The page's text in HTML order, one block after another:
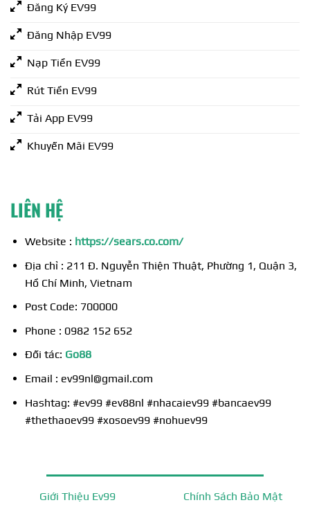
Đăng Ký EV99
Đăng Nhập EV99
Nạp Tiền EV99
Rút Tiền EV99
Tải App EV99
Khuyến Mãi EV99
LIÊN HỆ
Website : https://sears.co.com/
Địa chỉ : 211 Đ. Nguyễn Thiện Thuật, Phường 1, Quận 3,
Hồ Chí Minh, Vietnam
Post Code: 700000
Phone : 0982 152 652
Đối tác: Go88
Email : ev99nl@gmail.com
Hashtag: #ev99 #ev88nl #nhacaiev99 #bancaev99
#thethaoev99 #xosoev99 #nohuev99
Giới Thiệu Ev99 Chính Sách Bảo Mật